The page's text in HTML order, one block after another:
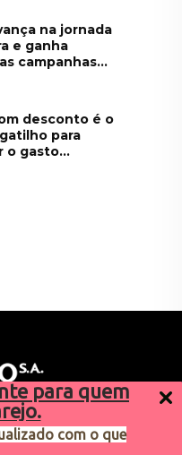
para quem
com o que
na jornada
e ganha
campanhas...
desconto é o
para
o gasto...